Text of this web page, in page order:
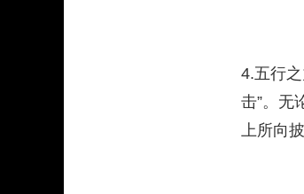
4.五行
击”。无
上所向